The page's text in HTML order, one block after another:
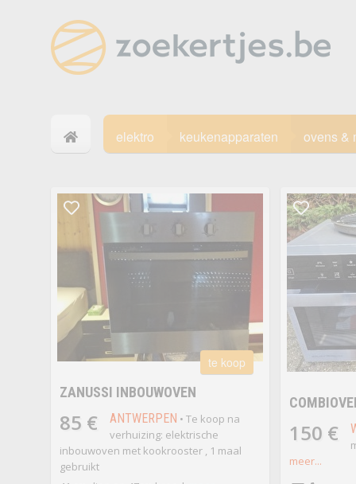
elektro keukenapparaten ovens &
te koop
ZANUSSI INBOUWOVEN
85 € ANTWERPEN • Te koop na
verhuizing: elektrische
inbouwoven met kookrooster , 1 maal
gebruikt
150 €
meer...